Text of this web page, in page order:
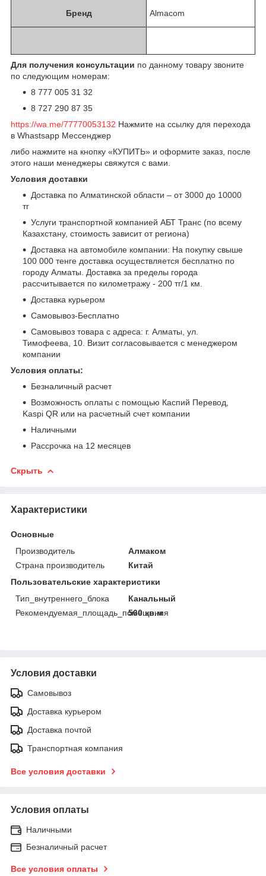
Бренд Almacom
Для получения консультации по данному товару звоните
по следующим номерам:
8 777 005 31 32
8 727 290 87 35
https://wa.me/77770053132 Нажмите на ссылку для перехода
в Whastsapp Мессенджер
либо нажмите на кнопку «КУПИТЬ» и оформите заказ, после
этого наши менеджеры свяжутся с вами.
Условия доставки
Доставка по Алматинской области – от 3000 до 10000
тг
Услуги транспортной компанией АБТ Транс (по всему
Казахстану, стоимость зависит от региона)
Доставка на автомобиле компании: На покупку свыше
100 000 тенге доставка осуществляется бесплатно по
городу Алматы. Доставка за пределы города
рассчитывается по километражу - 200 тг/1 км.
Доставка курьером
Самовывоз-Бесплатно
Самовывоз товара с адреса: г. Алматы, ул.
Тимофеева, 10. Визит согласовывается с менеджером
компании
Условия оплаты:
Безналичный расчет
Возможность оплаты с помощью Каспий Перевод,
Kaspi QR или на расчетный счет компании
Наличными
Рассрочка на 12 месяцев
Скрыть
Характеристики
Основные
Производитель
Алмаком
Страна производитель
Китай
Пользовательские характеристики
Тип_внутреннего_блока
Канальный
Рекомендуемая_площадь_помещения
560 кв.м
Условия доставки
Самовывоз
Доставка курьером
Доставка почтой
Транспортная компания
Все условия доставки
Условия оплаты
Наличными
Безналичный расчет
Все условия оплаты